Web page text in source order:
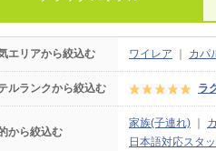
エリアから絞込む ワイレア カパ
ルランクから絞込む ラ
から絞込む
家族(子連れ)
日本語対応スタ